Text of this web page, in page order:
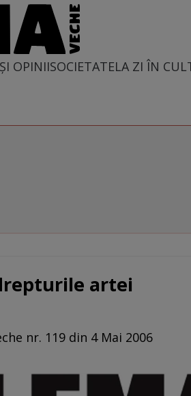
OPINIISOCIETATELA ZI ÎN
artei
nr. 119 din 4 Mai 2006